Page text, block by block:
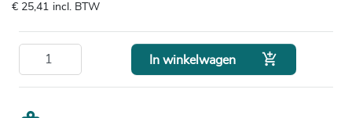
€ 25,41 incl. BTW
In winkelwagen 